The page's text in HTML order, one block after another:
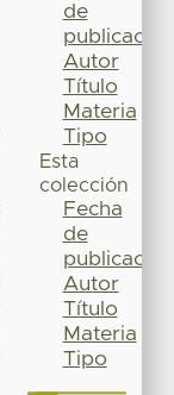
de
publicación
Autor
Título
Materia
Tipo
Esta
colección
Fecha
de
publicación
Autor
Título
Materia
Tipo